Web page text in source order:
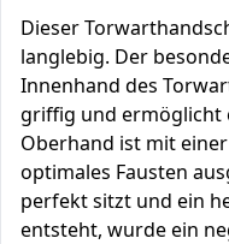
Dieser
langlebig. Der
Innenhand des
griffig und ermöglicht
Oberhand ist mit
optimales Fausten
perfekt sitzt und ein
entsteht, wurde ein